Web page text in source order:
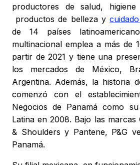
productores de salud,
productos de belleza y
de 14 países
multinacional emplea a más de
partir de 2021 y tiene una
los mercados de México,
Argentina. Además, la historia
comenzó con el
Negocios de Panamá como
Latina en 2008. Bajo las marcas
& Shoulders y Pantene, P&G
Panamá.